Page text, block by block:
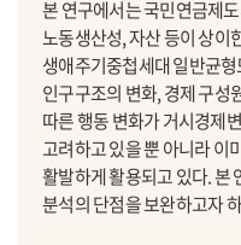
본 연구에서는 국민연금제
노동생산성, 자산 등이 상이
생애주기중첩세대 일반균
인구구조의 변화, 경제 구성
따른 행동 변화가 거시경제
고려하고 있을 뿐 아니라 이
활발하게 활용되고 있다. 본
분석의 단점을 보완하고자